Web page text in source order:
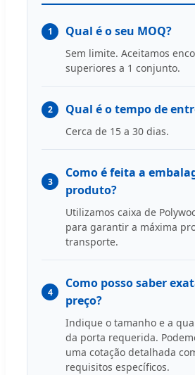
1 Qual é o seu MOQ?
Sem limite. Aceitamos
superiores a 1 conjunto.
2 Qual é o tempo de
Cerca de 15 a 30 dias.
3
Como é feita a
produto?
Utilizamos caixa de
para garantir a máxima
transporte.
4
Como posso saber
preço?
Indique o tamanho e a
da porta requerida.
uma cotação detalhada
requisitos específicos.